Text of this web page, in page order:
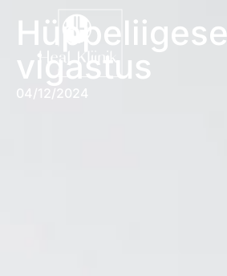
Hüppeliigese
vigastus
04/12/2024